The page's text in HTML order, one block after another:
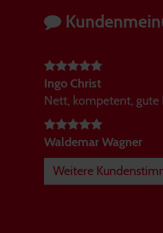
Ingo Christ
Nett, kompetent, gute
Waldemar Wagner
Weitere